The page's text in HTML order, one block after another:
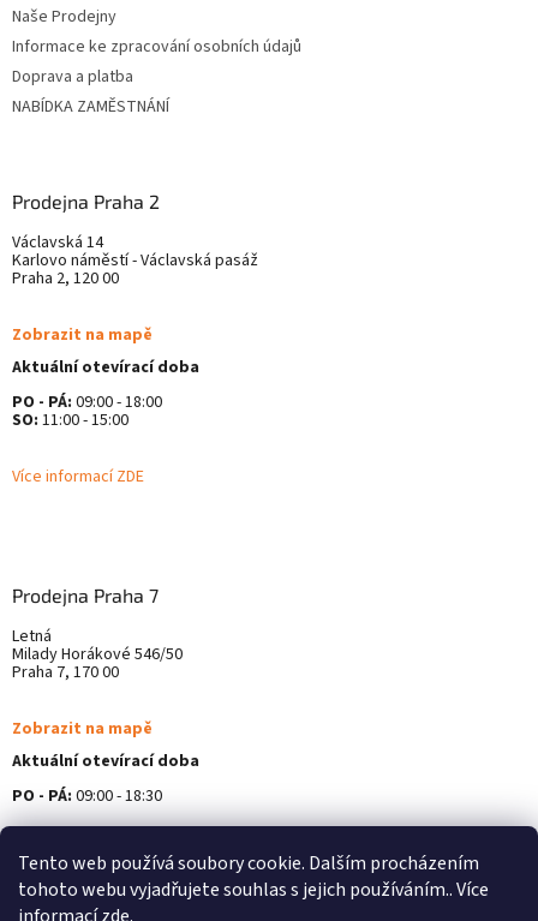
Tento web používá soubory cookie. Dalším procházením
tohoto webu vyjadřujete souhlas s jejich používáním.. Více
Naše Prodejny
Informace ke zpracování osobních údajů
Doprava a platba
NABÍDKA ZAMĚSTNÁNÍ
Prodejna Praha 2
Václavská 14
Karlovo náměstí - Václavská pasáž
Praha 2, 120 00
Zobrazit na mapě
Aktuální otevírací doba
PO - PÁ: 09:00 - 18:00
SO: 11:00 - 15:00
Více informací ZDE
Prodejna Praha 7
Letná
Milady Horákové 546/50
Praha 7, 170 00
Zobrazit na mapě
Aktuální otevírací doba
PO - PÁ: 09:00 - 18:30
Více informací ZDE